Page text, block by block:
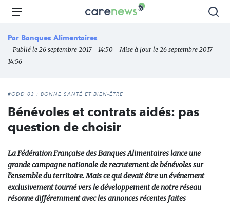
Aller
principal
Carenews,
média
des
Menu
Par Banques Alimentaires
- Publié le 26 septembre 2017 - 14:50 - Mise à jour le 26 septembre 2017 -
14:56
#ODD 03 : BONNE SANTÉ ET BIEN-ÊTRE
Bénévoles et contrats aidés: pas
question de choisir
La Fédération Française des Banques Alimentaires lance une
grande campagne nationale de recrutement de bénévoles sur
l’ensemble du territoire. Mais ce qui devait être un événement
exclusivement tourné vers le développement de notre réseau
résonne différemment avec les annonces récentes faites